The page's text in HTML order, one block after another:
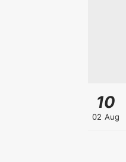
10
02 Aug